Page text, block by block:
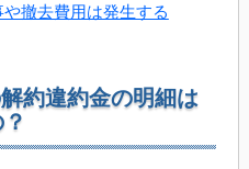
撤去費用は発生する
約違約金の明細は